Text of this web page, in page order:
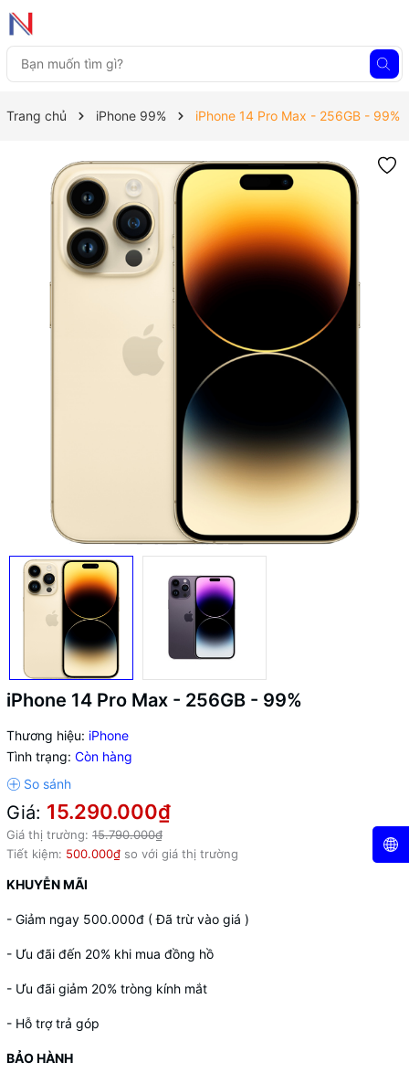
Trang chủ iPhone 99% iPhone 14 Pro Max - 256GB - 99%
iPhone 14 Pro Max - 256GB - 99%
Thương hiệu: iPhone
Tình trạng: Còn hàng
Giá: 15.290.000₫
Giá thị trường: 15.790.000₫
Tiết kiệm: 500.000₫ so với giá thị trường
KHUYỄN MÃI
- Giảm ngay 500.000đ ( Đã trừ vào giá )
- Ưu đãi đến 20% khi mua đồng hồ
- Ưu đãi giảm 20% tròng kính mắt
- Hỗ trợ trả góp
BẢO HÀNH